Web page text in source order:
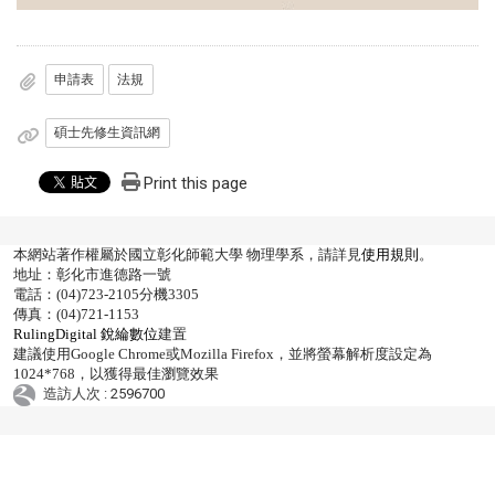
申請表 法規
碩士先修生資訊網
Print this page
本網站著作權屬於國立彰化師範大學 物理學系，請詳見使用規則 。
地址：彰化市進德路一號
電話：(04)723-2105分機3305
傳真：(04)721-1153
RulingDigital 銳綸數位建置
建議使用Google Chrome或Mozilla Firefox，並將螢幕解析度設定為
1024*768，以獲得最佳瀏覽效果
造訪人次 : 2596700